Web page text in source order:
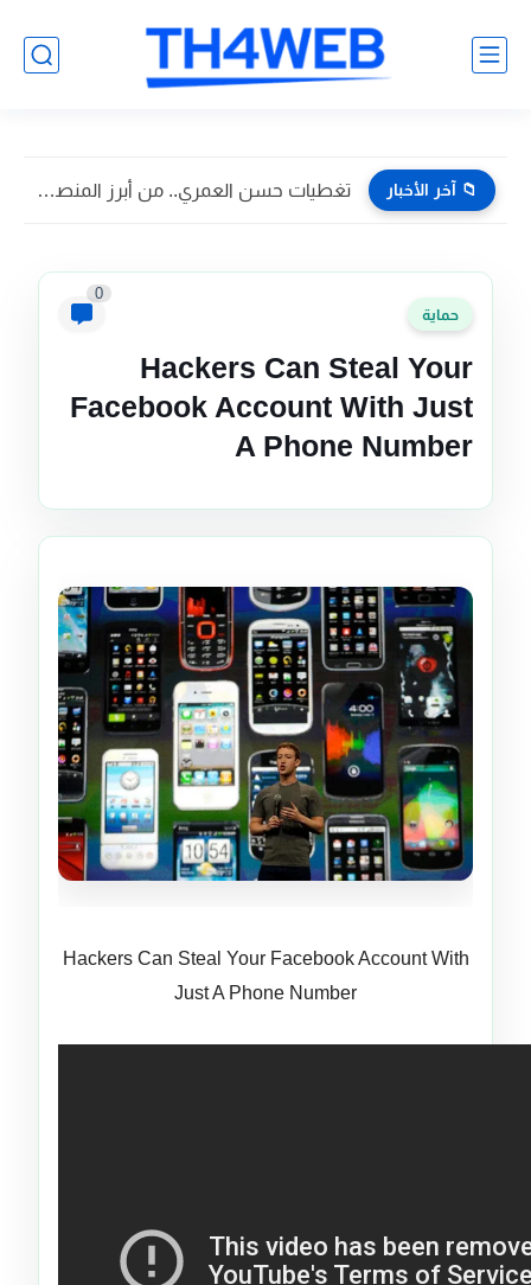
📁 آخر الأخبار تغطيات حسن العمري.. من أبرز المنصات الإعلامية الرقمية في...
حماية
0
Hackers Can Steal Your
Facebook Account With Just
A Phone Number
Hackers Can Steal Your Facebook Account With
Just A Phone Number